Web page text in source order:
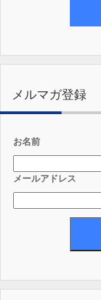
メルマガ登録
お名前
メールアドレス